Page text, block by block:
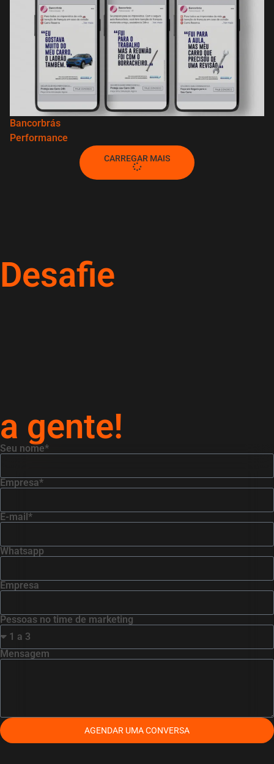
Bancorbrás
Performance
CARREGAR MAIS
Desafie
a gente!
Seu nome*
Empresa*
E-mail*
Whatsapp
Empresa
Pessoas no time de marketing
Mensagem
AGENDAR UMA CONVERSA